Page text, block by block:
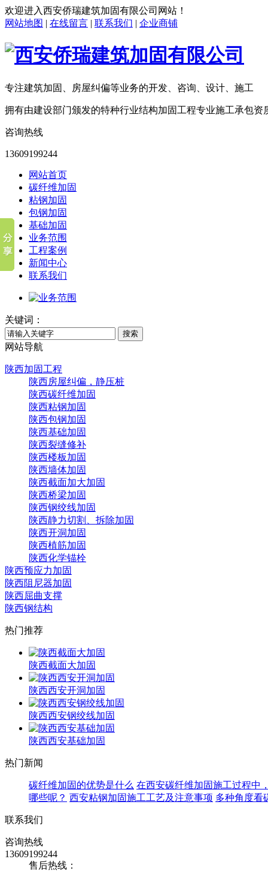
欢迎进入西安侨瑞建筑加固有限公司 网站！
网站地图 | 在线留言 | 联系我们 | 企业商铺
专注建筑加固、房屋纠偏等业务的开发、咨询、设计、施工
拥有由建设部门颁发的特种行业结构加固工程专业施工承包资
咨询热线
13609199244
网站首页
碳纤维加固
粘钢加固
包钢加固
基础加固
业务范围
工程案例
新闻中心
联系我们
关键词：
搜索
网站导航
陕西加固工程
陕西房屋纠偏，静压桩
陕西碳纤维加固
陕西粘钢加固
陕西包钢加固
陕西基础加固
陕西裂缝修补
陕西楼板加固
陕西墙体加固
陕西截面加大加固
陕西桥梁加固
陕西钢绞线加固
陕西静力切割、拆除加固
陕西开洞加固
陕西植筋加固
陕西化学锚栓
陕西预应力加固
陕西阻尼器加固
陕西屈曲支撑
陕西钢结构
热门推荐
陕西截面大加固
陕西西安开洞加固
陕西西安钢绞线加固
陕西西安基础加固
热门新闻
碳纤维加固的优势是什么 在西安碳纤维加固施工过程中
哪些呢？ 西安粘钢加固施工工艺及注意事项 多种角度看
联系我们
咨询热线
13609199244
售后热线：